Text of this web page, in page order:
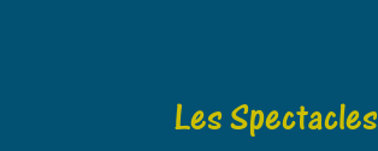
Les Spectacles